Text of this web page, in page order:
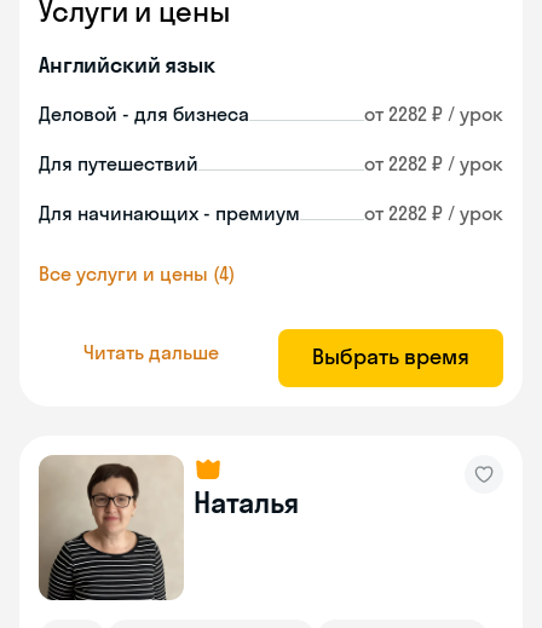
Услуги и цены
Английский язык
Деловой - для бизнеса от 2282 ₽ / урок
Для путешествий от 2282 ₽ / урок
Для начинающих - премиум от 2282 ₽ / урок
Все услуги и цены (4)
Читать дальше Выбрать время
Наталья